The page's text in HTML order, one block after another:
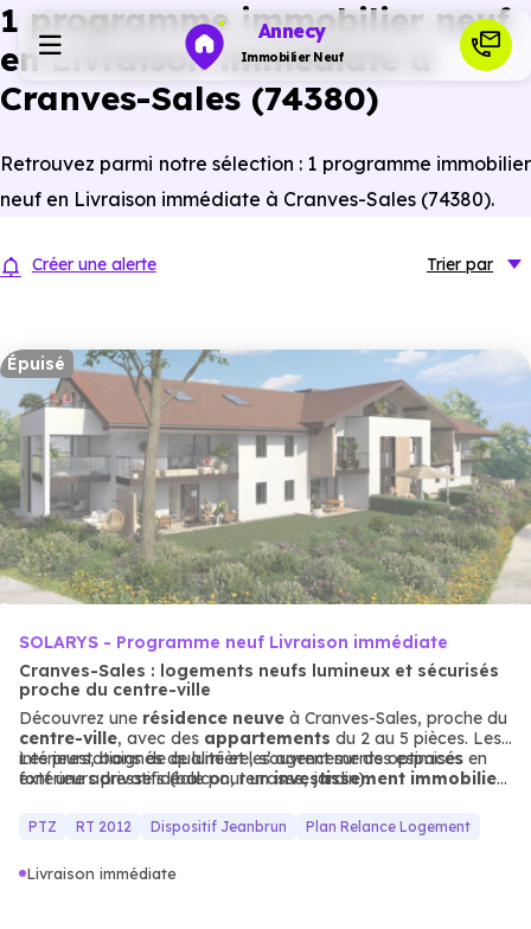
Annecy
Immobilier Neuf
Actualités
Ressources
Financer
1 programme immobilier neuf
en Livraison immédiate à
Cranves-Sales (74380)
Retrouvez parmi notre sélection : 1 programme immobilier
neuf en Livraison immédiate à Cranves-Sales (74380).
Créer une alerte Trier par
Épuisé
SOLARYS - Programme neuf Livraison immédiate
Cranves-Sales : logements neufs lumineux et sécurisés
proche du centre-ville
Découvrez une résidence neuve à Cranves-Sales, proche du
centre-ville, avec des appartements du 2 au 5 pièces. Les
intérieurs, baignés de lumière, s’ouvrent sur des espaces
extérieurs privatifs (balcon, terrasse, jardin).
Les prestations de qualité et les agencements optimisés en
font une adresse idéale pour uninvestissement immobilier
verdoyant. Les
appartementsneufsde ce programme
allient modernité etqualité de vie
: pièces généreuses,
La localisation, proche du
PTZ RT 2012 Dispositif Jeanbrun Plan Relance Logement
Livraison immédiate